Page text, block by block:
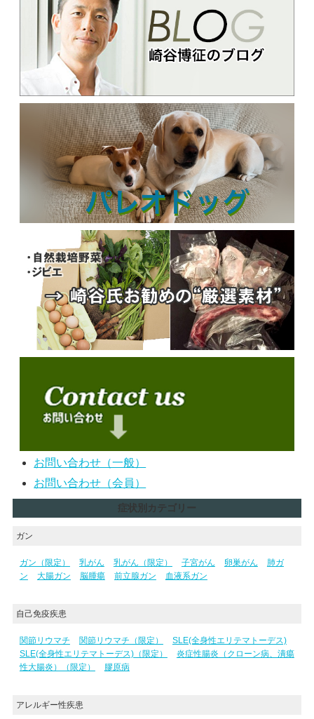
お問い合わせ（一般）
お問い合わせ（会員）
症状別カテゴリー
ガン
ガン（限定） 乳がん 乳がん（限定） 子宮がん 卵巣がん
肺ガ
ン
大腸ガン 脳腫瘍 前立腺ガン 血液系ガン
自己免疫疾患
関節リウマチ 関節リウマチ（限定）
SLE(全身性エリテマトーデス)
SLE(全身性エリテマトーデス)（限定）
炎症性腸炎（クローン病、潰瘍
性大腸炎）（限定）
膠原病
アレルギー性疾患